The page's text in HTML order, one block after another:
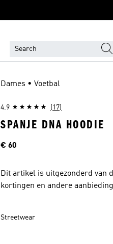
Dames • Voetbal
4.9 (17)
SPANJE DNA HOODIE
Prijs
€ 60
Dit artikel is uitgezonderd van
kortingen en andere
Streetwear